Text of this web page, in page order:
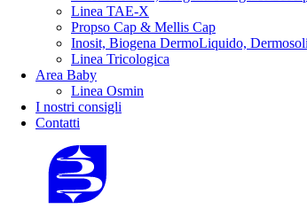
Linea TAE-X
Propso Cap & Mellis Cap
Inosit, Biogena DermoLiquido,
Linea Tricologica
Area Baby
Linea Osmin
I nostri consigli
Contatti